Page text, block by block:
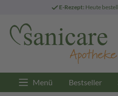
E-Rezept: Heute
Menü Bestseller